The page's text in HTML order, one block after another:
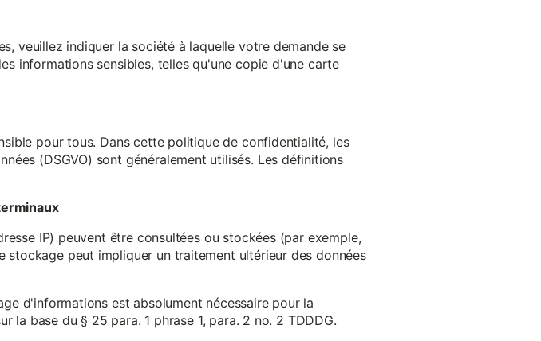
veuillez indiquer la société à laquelle votre demande se
informations sensibles, telles qu'une copie d'une carte
pour tous. Dans cette politique de confidentialité, les
(DSGVO) sont généralement utilisés. Les définitions
IP) peuvent être consultées ou stockées (par exemple,
peut impliquer un traitement ultérieur des données
d'informations est absolument nécessaire pour la
la base du § 25 para. 1 phrase 1, para. 2 no. 2 TDDDG.